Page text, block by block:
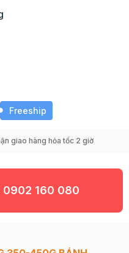
Freeship
giao hàng hỏa tốc 2 giờ
0902 160 080